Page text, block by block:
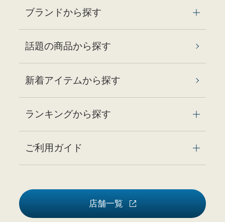
ブランドから探す
話題の商品から探す
新着アイテムから探す
ランキングから探す
ご利用ガイド
店舗一覧